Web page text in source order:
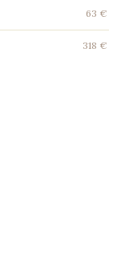
63 €
318 €